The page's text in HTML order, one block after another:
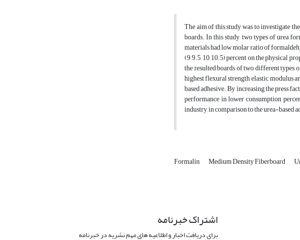
The aim of this study was to investigate
boards. In this study, two types of urea
materials had low molar ratio of
(9, 9.5, 10, 10.5) percent on the physical
the resulted boards of two different types
highest flexural strength, elastic modulus
based adhesive. By increasing the press
performance in lower consumption
industry, in comparison to the urea-based
Formalin Medium Density Fiberboard
اشتراک خبرنامه
برای دریافت اخبار و اطلاعیه های مهم نشریه در خبرنامه